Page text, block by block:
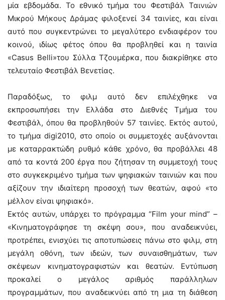
μία εβδομάδα. Το εθνικό τμήμα του Φεστιβάλ Ταινιών
Μικρού Μήκους Δράμας φιλοξενεί 34 ταινίες, και είναι
αυτό που συγκεντρώνει το μεγαλύτερο ενδιαφέρον του
κοινού, ιδίως φέτος όπου θα προβληθεί και η ταινία
«Casus Belli»του Σύλλα Τζουμέρκα, που διακρίθηκε στο
τελευταίο Φεστιβάλ Βενετίας.
Παραδόξως, το φιλμ αυτό δεν επιλέχθηκε να
εκπροσωπήσει την Ελλάδα στο Διεθνές Τμήμα του
Φεστιβάλ, όπου θα προβληθούν 57 ταινίες. Εκτός αυτού,
το τμήμα digi2010, στο οποίο οι συμμετοχές αυξάνονται
με καταρρακτώδη ρυθμό κάθε χρόνο, θα προβάλλει 48
από τα κοντά 200 έργα που ζήτησαν τη συμμετοχή τους
στο συγκεκριμένο τμήμα των ψηφιακών ταινιών και που
αξίζουν την ιδιαίτερη προσοχή των θεατών, αφού «το
μέλλον είναι ψηφιακό».
Εκτός αυτών, υπάρχει το πρόγραμμα “Film your mind” –
«Κινηματογράφησε τη σκέψη σου», που αναδεικνύει,
προτρέπει, ενισχύει τις αποτυπώσεις πάνω στο φιλμ, στη
μεγάλη οθόνη, των ιδεών, των συναισθημάτων, των
σκέψεων κινηματογραφιστών και θεατών. Εντύπωση
προκαλεί ο μεγάλος αριθμός παράλληλων
προγραμμάτων, που αναδεικνύει από τη μια τη διάθεση